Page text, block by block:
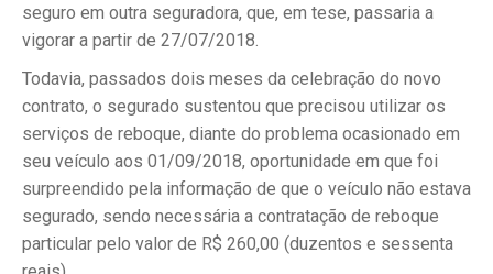
seguro em outra seguradora, que, em tese, passaria a
vigorar a partir de 27/07/2018.
Todavia, passados dois meses da celebração do novo
contrato, o segurado sustentou que precisou utilizar os
serviços de reboque, diante do problema ocasionado em
seu veículo aos 01/09/2018, oportunidade em que foi
surpreendido pela informação de que o veículo não estava
segurado, sendo necessária a contratação de reboque
particular pelo valor de R$ 260,00 (duzentos e sessenta